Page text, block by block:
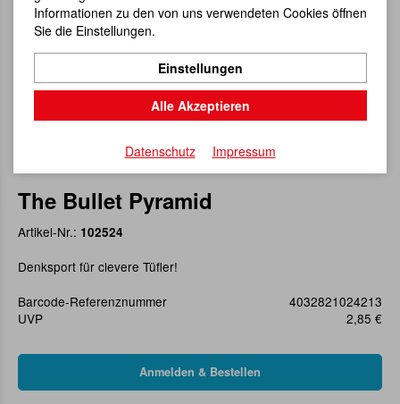
The Bullet Pyramid
Artikel-Nr.: 102524
Denksport für clevere Tüfler!
Barcode-Referenznummer
4032821024213
UVP
2,85 €
Informationen zu den von uns verwendeten Cookies öffnen
Sie die Einstellungen.
Einstellungen
Alle Akzeptieren
Datenschutz Impressum